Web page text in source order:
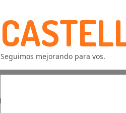
Seguimos mejorando para vos.